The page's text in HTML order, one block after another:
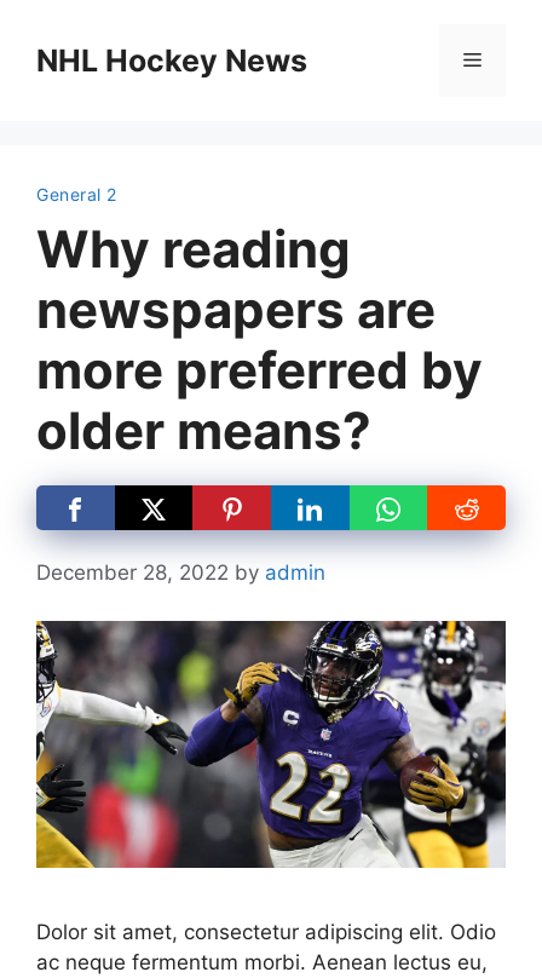
contentNHL Hockey News Menu
General 2
Why reading
newspapers are
more preferred by
older means?
December 28, 2022 by admin
Dolor sit amet, consectetur adipiscing elit. Odio
ac neque fermentum morbi. Aenean lectus eu,